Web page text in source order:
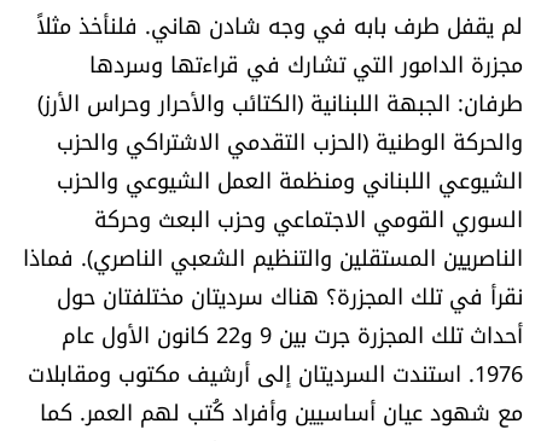
لم يقفل طرف بابه في وجه شادن هاني. فلنأخذ مثلاً
مجزرة الدامور التي تشارك في قراءتها وسردها
طرفان: الجبهة اللبنانية (الكتائب والأحرار وحراس الأرز)
والحركة الوطنية (الحزب التقدمي الاشتراكي والحزب
الشيوعي اللبناني ومنظمة العمل الشيوعي والحزب
السوري القومي الاجتماعي وحزب البعث وحركة
الناصريين المستقلين والتنظيم الشعبي الناصري). فماذا
نقرأ في تلك المجزرة؟ هناك سرديتان مختلفتان حول
أحداث تلك المجزرة جرت بين 9 و22 كانون الأول عام
1976. استندت السرديتان إلى أرشيف مكتوب ومقابلات
مع شهود عيان أساسيين وأفراد كُتب لهم العمر. كما